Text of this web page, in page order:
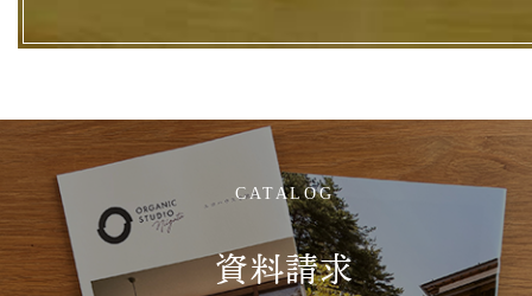
CATALOG
資料請求